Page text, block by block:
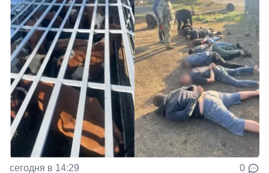
сегодня в 14:29 0